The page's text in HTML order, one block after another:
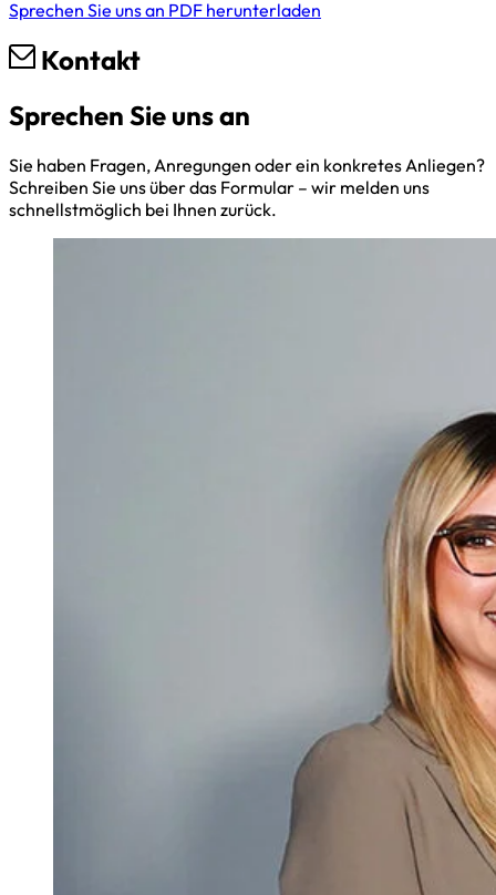
Sprechen Sie uns an PDF herunterladen
Kontakt
Sprechen Sie uns an
Sie haben Fragen, Anregungen oder ein konkretes Anliegen?
Schreiben Sie uns über das Formular – wir melden uns
schnellstmöglich bei Ihnen zurück.